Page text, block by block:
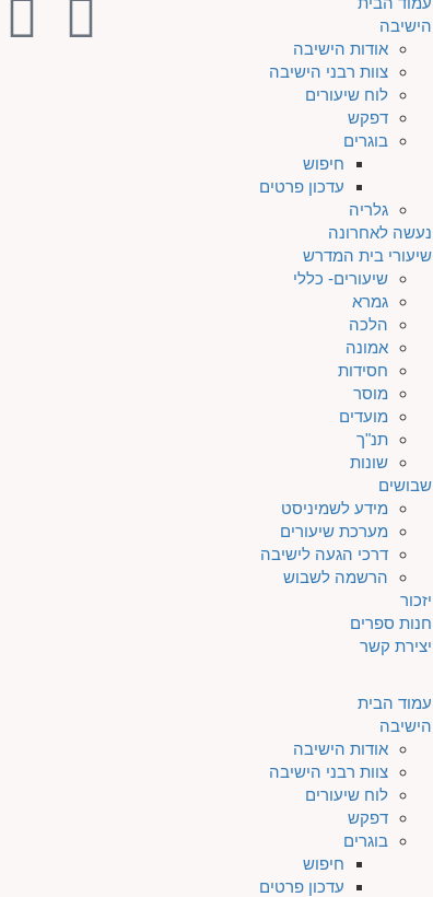
הישיבה
אודות הישיבה
צוות רבני הישיבה
לוח שיעורים
דפקש
בוגרים
חיפוש
עדכון פרטים
גלריה
נעשה לאחרונה
שיעורי בית המדרש
שיעורים- כללי
גמרא
הלכה
אמונה
חסידות
מוסר
מועדים
תנ"ך
שונות
שבושים
מידע לשמיניסט
מערכת שיעורים
דרכי הגעה לישיבה
הרשמה לשבוש
יזכור
חנות ספרים
יצירת קשר
עמוד הבית
הישיבה
אודות הישיבה
צוות רבני הישיבה
לוח שיעורים
דפקש
בוגרים
חיפוש
עדכון פרטים